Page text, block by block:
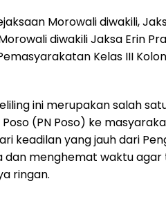
Morowali diwakili,
diwakili Jaksa Erin
Kelas III
ini merupakan salah
(PN Poso) ke
keadilan yang jauh dari
dan menghemat waktu
ringan.